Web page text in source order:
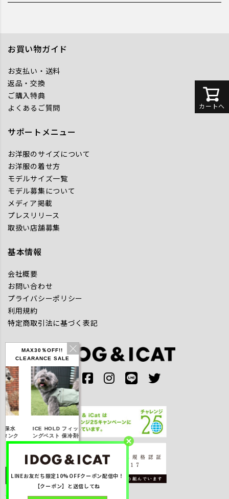
MAX30％OFF!!
CLEARANCE SALE
ICE HOLD フィッシ
ングベスト 保冷剤付
円(税込み)
詳しく見る
IDOG ICE HOLD ネ
ッククーラー 保冷剤
円(税込み)
詳しく見る
テックタンク 遮熱
円(税込み)
詳しく見る
カートへ
お買い物ガイド
お支払い・送料
返品・交換
ご購入特典
よくあるご質問
サポートメニュー
お洋服のサイズについて
お洋服の着せ方
モデルサイズ一覧
モデル募集について
メディア掲載
プレスリリース
取扱い店舗募集
基本情報
会社概要
お問い合わせ
プライバシーポリシー
利用規約
特定商取引法に基づく表記
LINEお友だち限定10%OFFクーポン配信中！
【クーポン】と送信してね